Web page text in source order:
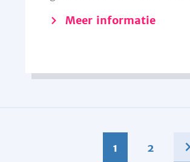
Meer informatie
1 2